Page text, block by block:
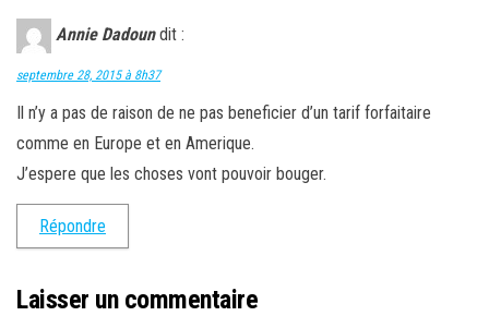
Annie Dadoun dit :
septembre 28, 2015 à 8h37
Il n’y a pas de raison de ne pas beneficier d’un tarif forfaitaire
comme en Europe et en Amerique.
J’espere que les choses vont pouvoir bouger.
Répondre
Laisser un commentaire